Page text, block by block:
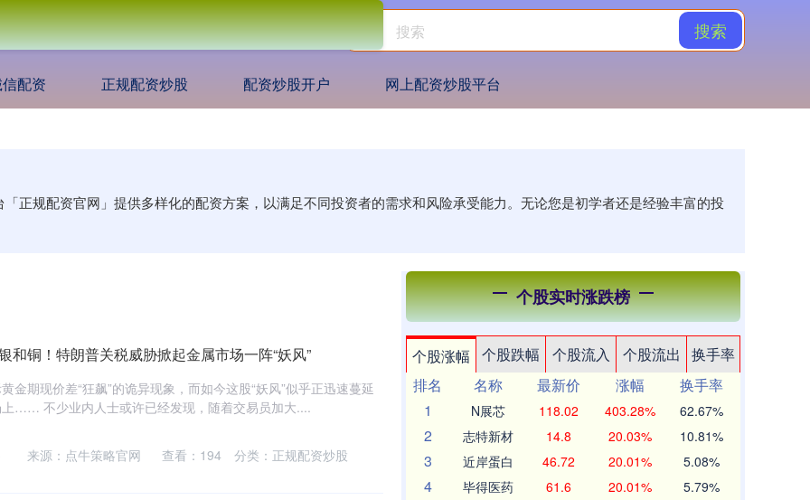
搜索
配资 正规配资炒股 配资炒股开户 网上配资炒股平台
正规配资官网」提供多样化的配资方案，以满足不同投资者的需求和风险承受能力。无论您是初学者还是经验丰富的投
和铜！特朗普关税威胁掀起金属市场一阵“妖风”
金期现价差“狂飙”的诡异现象，而如今这股“妖风”似乎正迅速蔓延
…… 不少业内人士或许已经发现，随着交易员加大....
来源：点牛策略官网 查看： 194 分类： 正规配资炒股
个股实时涨跌榜
个股涨幅 个股跌幅 个股流入 个股流出
换手率
排名
名称 最新价 涨幅
换手率
1
N展芯 118.02 403.28% 62.67%
2 志特新材 14.8 20.03% 10.81%
3 近岸蛋白 46.72 20.01% 5.08%
4 毕得医药 61.6 20.01% 5.79%